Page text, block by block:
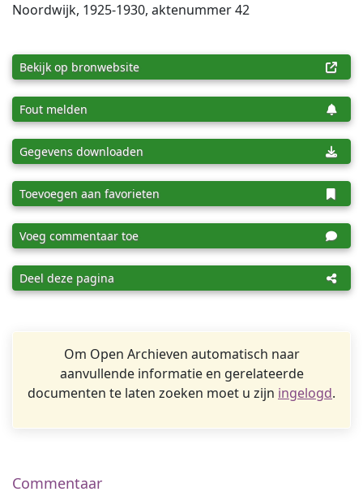
Noordwijk, 1925-1930, aktenummer 42
Bekijk op bronwebsite
Fout melden
Gegevens downloaden
Toevoegen aan favorieten
Voeg commentaar toe
Deel deze pagina
Om Open Archieven automatisch naar
aanvullende informatie en gerelateerde
documenten te laten zoeken moet u zijn ingelogd.
Commentaar